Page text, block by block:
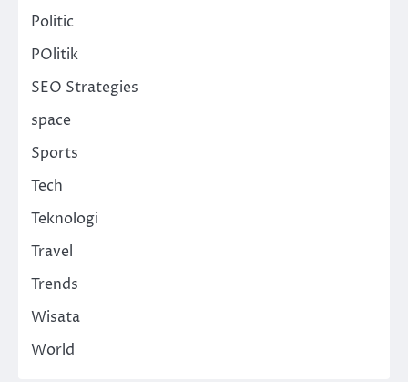
Politic
POlitik
SEO Strategies
space
Sports
Tech
Teknologi
Travel
Trends
Wisata
World